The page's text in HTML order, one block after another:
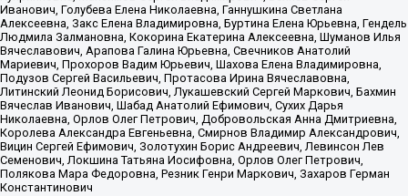
Иванович, Голубева Елена Николаевна, Ганнушкина Светлана
Алексеевна, Закс Елена Владимировна, Буртина Елена Юрьевна, Гендель
Людмила Залмановна, Кокорина Екатерина Алексеевна, Шуманов Илья
Вячеславович, Арапова Галина Юрьевна, Свечников Анатолий
Мариевич, Прохоров Вадим Юрьевич, Шахова Елена Владимировна,
Подузов Сергей Васильевич, Протасова Ирина Вячеславовна,
Литинский Леонид Борисович, Лукашевский Сергей Маркович, Бахмин
Вячеслав Иванович, Шабад Анатолий Ефимович, Сухих Дарья
Николаевна, Орлов Олег Петрович, Добровольская Анна Дмитриевна,
Королева Александра Евгеньевна, Смирнов Владимир Александрович,
Вицин Сергей Ефимович, Золотухин Борис Андреевич, Левинсон Лев
Семенович, Локшина Татьяна Иосифовна, Орлов Олег Петрович,
Полякова Мара Федоровна, Резник Генри Маркович, Захаров Герман
Константинович